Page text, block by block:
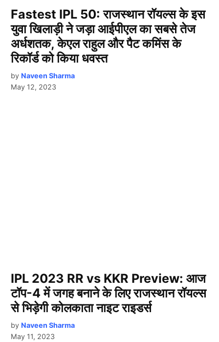
Fastest IPL 50: राजस्थान रॉयल्स के इस
युवा खिलाड़ी ने जड़ा आईपीएल का सबसे तेज
अर्धशतक, केएल राहुल और पैट कमिंस के
रिकॉर्ड को किया धवस्त
by Naveen Sharma
May 12, 2023
IPL 2023 RR vs KKR Preview: आज
टॉप-4 में जगह बनाने के लिए राजस्थान रॉयल्स
से भिड़ेगी कोलकाता नाइट राइडर्स
by Naveen Sharma
May 11, 2023